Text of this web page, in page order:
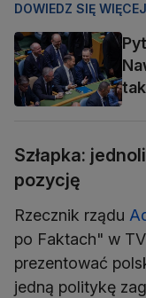
DOWIEDZ SIĘ
Szłapka:
pozycję
Rzecznik rządu
po Faktach" w
prezentować
jedną politykę